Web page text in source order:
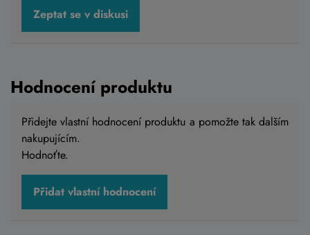
Zeptat se v diskusi
Hodnocení produktu
Přidejte vlastní hodnocení produktu a pomožte tak dalším
nakupujícím.
Hodnoťte.
Přidat vlastní hodnocení